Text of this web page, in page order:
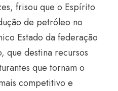
frisou que o Espírito
de petróleo no
Estado da federação
que destina recursos
que tornam o
competitivo e